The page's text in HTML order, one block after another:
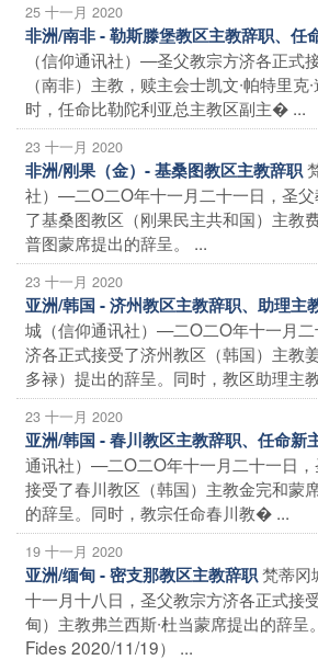
25 十一月 2020
非洲/南非 - 勒斯滕堡教区主教辞职、任
（信仰通讯社）—圣父教宗方济各正式
（南非）主教，赎主会士凯文∙帕特里
时，任命比勒陀利亚总主教区副主� ...
23 十一月 2020
非洲/刚果（金）- 基桑图教区主教辞职
社）—二O二O年十一月二十一日，圣
了基桑图教区（刚果民主共和国）主教
普图蒙席提出的辞呈。 ...
23 十一月 2020
亚洲/韩国 - 济州教区主教辞职、助理主
城（信仰通讯社）—二O二O年十一月
济各正式接受了济州教区（韩国）主教
多禄）提出的辞呈。同时，教区助理主
23 十一月 2020
亚洲/韩国 - 春川教区主教辞职、任命新
通讯社）—二O二O年十一月二十一日
接受了春川教区（韩国）主教金完和蒙
的辞呈。同时，教宗任命春川教� ...
19 十一月 2020
亚洲/缅甸 - 密支那教区主教辞职梵蒂
十一月十八日，圣父教宗方济各正式接
甸）主教弗兰西斯∙杜当蒙席提出的辞
Fides 2020/11/19） ...